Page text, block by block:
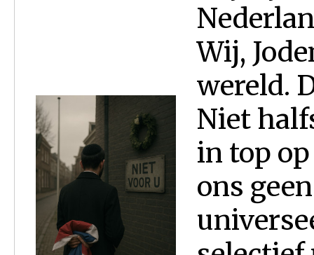
Wij,
wereld.
Niet
in top
ons